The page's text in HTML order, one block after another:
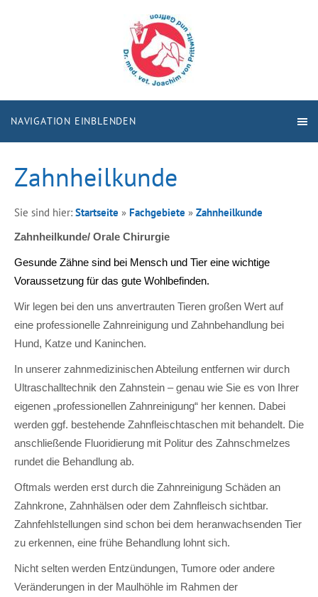
NAVIGATION EINBLENDEN
Zahnheilkunde
Sie sind hier: Startseite » Fachgebiete » Zahnheilkunde
Zahnheilkunde/ Orale Chirurgie
Gesunde Zähne sind bei Mensch und Tier eine wichtige
Voraussetzung für das gute Wohlbefinden.
Wir legen bei den uns anvertrauten Tieren großen Wert auf
eine professionelle Zahnreinigung und Zahnbehandlung bei
Hund, Katze und Kaninchen.
In unserer zahnmedizinischen Abteilung entfernen wir durch
Ultraschalltechnik den Zahnstein – genau wie Sie es von Ihrer
eigenen „professionellen Zahnreinigung“ her kennen. Dabei
werden ggf. bestehende Zahnfleischtaschen mit behandelt. Die
anschließende Fluoridierung mit Politur des Zahnschmelzes
rundet die Behandlung ab.
Oftmals werden erst durch die Zahnreinigung Schäden an
Zahnkrone, Zahnhälsen oder dem Zahnfleisch sichtbar.
Zahnfehlstellungen sind schon bei dem heranwachsenden Tier
zu erkennen, eine frühe Behandlung lohnt sich.
Nicht selten werden Entzündungen, Tumore oder andere
Veränderungen in der Maulhöhle im Rahmen der